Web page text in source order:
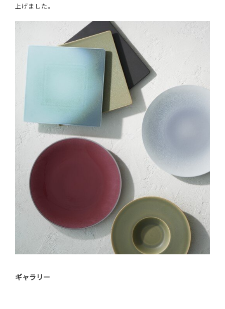
上げました。
ギャラリー